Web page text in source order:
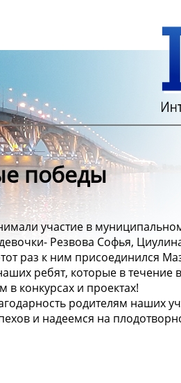
победы
участие в
Резвова Софья,
раз к ним присоединился
ребят, которые в
в конкурсах и проектах!
родителям наших
и надеемся на